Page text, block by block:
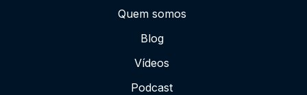
Quem somos
Blog
Vídeos
Podcast